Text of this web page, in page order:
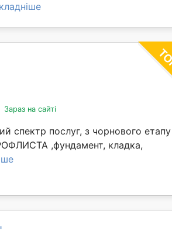
Зараз на сайті
спектр послуг, з чорнового етапу
,фундамент, кладка,